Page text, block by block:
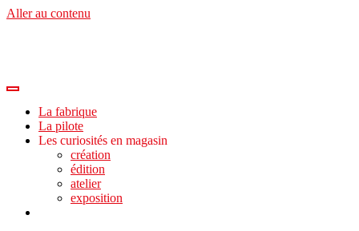
Aller au contenu
La fabrique
La pilote
Les curiosités en magasin
création
édition
atelier
exposition